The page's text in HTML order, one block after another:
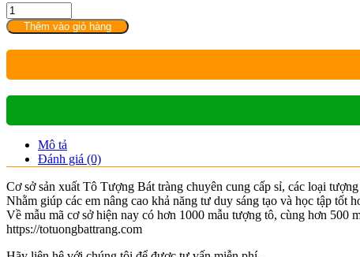
Tô
tượng
cú
mèo
lượng
Thêm vào giỏ hàng
Mô tả
Đánh giá (0)
Cơ sở sản xuất Tô Tượng Bát tràng chuyên cung cấp sỉ, các loại
Nhằm giúp các em nâng cao khả năng tư duy sáng tạo và học tập tốt
Về mẫu mã cơ sở hiện nay có hơn 1000 mẫu tượng tô, cùng hơn 500
https://totuongbattrang.com